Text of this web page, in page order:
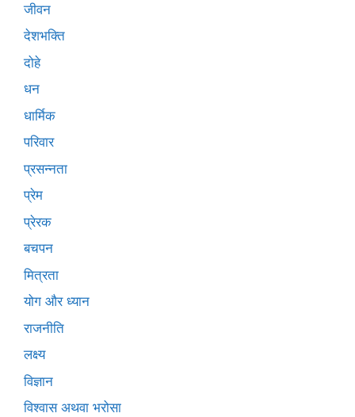
जीवन
देशभक्ति
दोहे
धन
धार्मिक
परिवार
प्रसन्नता
प्रेम
प्रेरक
बचपन
मित्रता
योग और ध्यान
राजनीति
लक्ष्य
विज्ञान
विश्वास अथवा भरोसा